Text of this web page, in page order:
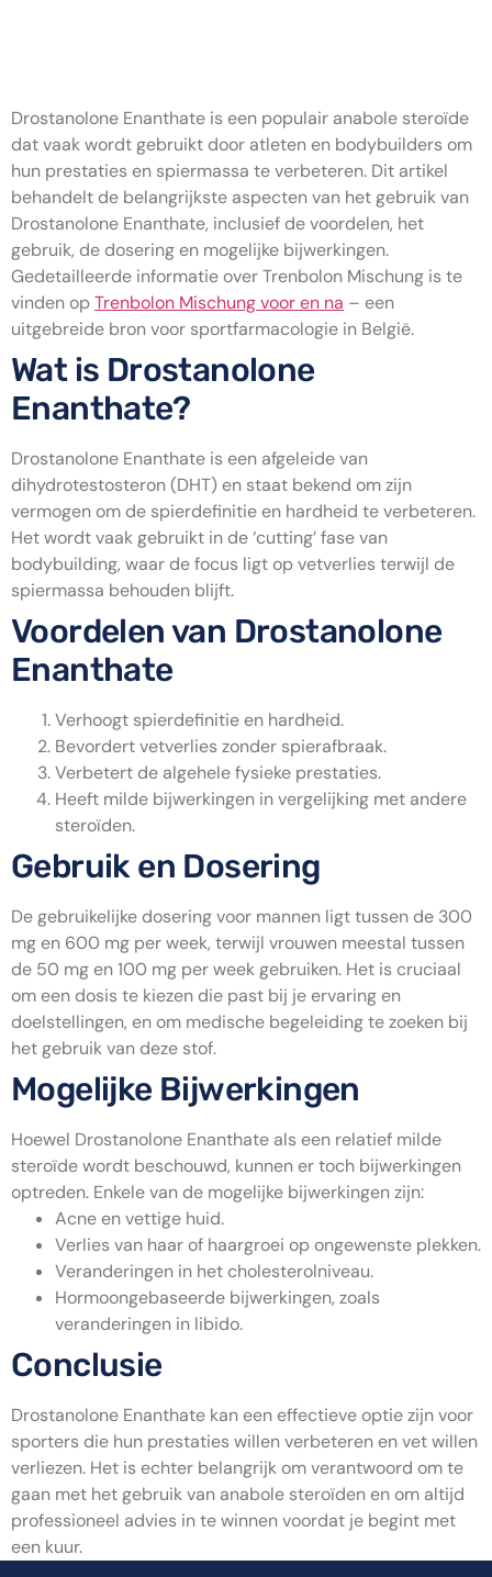
Drostanolone Enanthate is een populair anabole steroïde
dat vaak wordt gebruikt door atleten en bodybuilders om
hun prestaties en spiermassa te verbeteren. Dit artikel
behandelt de belangrijkste aspecten van het gebruik van
Drostanolone Enanthate, inclusief de voordelen, het
gebruik, de dosering en mogelijke bijwerkingen.
Gedetailleerde informatie over Trenbolon Mischung is te
vinden opTrenbolon Mischung voor en na – een
uitgebreide bron voor sportfarmacologie in België.
Wat is Drostanolone
Enanthate?
Drostanolone Enanthate is een afgeleide van
dihydrotestosteron (DHT) en staat bekend om zijn
vermogen om de spierdefinitie en hardheid te verbeteren.
Het wordt vaak gebruikt in de ‘cutting’ fase van
bodybuilding, waar de focus ligt op vetverlies terwijl de
spiermassa behouden blijft.
Voordelen van Drostanolone
Enanthate
Verhoogt spierdefinitie en hardheid.
Bevordert vetverlies zonder spierafbraak.
Verbetert de algehele fysieke prestaties.
Heeft milde bijwerkingen in vergelijking met andere
steroïden.
Gebruik en Dosering
De gebruikelijke dosering voor mannen ligt tussen de 300
mg en 600 mg per week, terwijl vrouwen meestal tussen
de 50 mg en 100 mg per week gebruiken. Het is cruciaal
om een dosis te kiezen die past bij je ervaring en
doelstellingen, en om medische begeleiding te zoeken bij
het gebruik van deze stof.
Mogelijke Bijwerkingen
Hoewel Drostanolone Enanthate als een relatief milde
steroïde wordt beschouwd, kunnen er toch bijwerkingen
optreden. Enkele van de mogelijke bijwerkingen zijn:
Acne en vettige huid.
Verlies van haar of haargroei op ongewenste plekken.
Veranderingen in het cholesterolniveau.
Hormoongebaseerde bijwerkingen, zoals
veranderingen in libido.
Conclusie
Drostanolone Enanthate kan een effectieve optie zijn voor
sporters die hun prestaties willen verbeteren en vet willen
verliezen. Het is echter belangrijk om verantwoord om te
gaan met het gebruik van anabole steroïden en om altijd
professioneel advies in te winnen voordat je begint met
een kuur.